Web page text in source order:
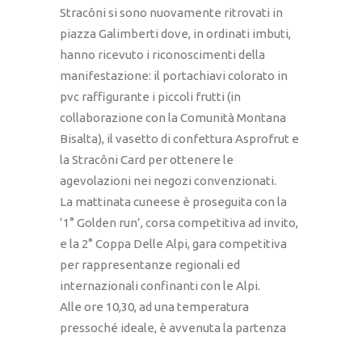
Stracôni si sono nuovamente ritrovati in
piazza Galimberti dove, in ordinati imbuti,
hanno ricevuto i riconoscimenti della
manifestazione: il portachiavi colorato in
pvc raffigurante i piccoli frutti (in
collaborazione con la Comunità Montana
Bisalta), il vasetto di confettura Asprofrut e
la Stracôni Card per ottenere le
agevolazioni nei negozi convenzionati.
La mattinata cuneese è proseguita con la
‘1° Golden run’, corsa competitiva ad invito,
e la 2° Coppa Delle Alpi, gara competitiva
per rappresentanze regionali ed
internazionali confinanti con le Alpi.
Alle ore 10,30, ad una temperatura
pressoché ideale, è avvenuta la partenza